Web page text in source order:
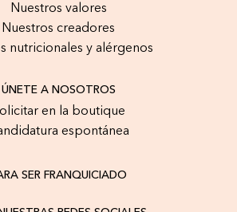
Nuestros valores
Nuestros creadores
nutricionales y alérgenos
ÚNETE A NOSOTROS
en la boutique
espontánea
SER FRANQUICIADO